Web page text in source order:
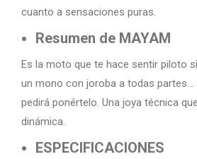
cuanto a sensaciones puras.
Resumen de MAYAM
Es la moto que te hace sentir piloto
un mono con joroba a todas partes…
pedirá ponértelo. Una joya técnica
dinámica.
ESPECIFICACIONES